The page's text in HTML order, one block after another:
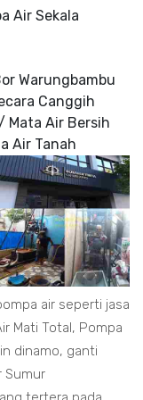
Air Sekala
Warungbambu
Canggih
Mata Air Bersih
Air Tanah
air seperti jasa
Mati Total, Pompa
dinamo, ganti
Sumur